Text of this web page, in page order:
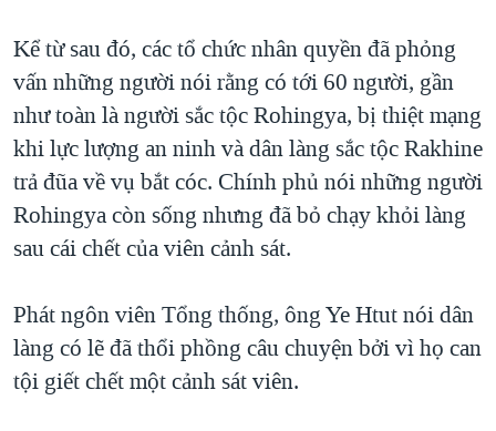
Kể từ sau đó, các tổ chức nhân quyền đã phỏng
vấn những người nói rằng có tới 60 người, gần
như toàn là người sắc tộc Rohingya, bị thiệt mạng
khi lực lượng an ninh và dân làng sắc tộc Rakhine
trả đũa về vụ bắt cóc. Chính phủ nói những người
Rohingya còn sống nhưng đã bỏ chạy khỏi làng
sau cái chết của viên cảnh sát.
Phát ngôn viên Tổng thống, ông Ye Htut nói dân
làng có lẽ đã thổi phồng câu chuyện bởi vì họ can
tội giết chết một cảnh sát viên.